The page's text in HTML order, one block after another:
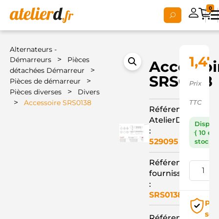
0
Alternateurs -
Démarreurs
>
Pièces
détachées Démarreur
>
Pièces de démarreur >
Pièces diverses > Divers
> Accessoire SRS0138
SRS0138
Référence
AtelierD
:
529095
Référence
fournisseur
:
SRS0138
1,47
Prix
TTC
( 10 en
stock )